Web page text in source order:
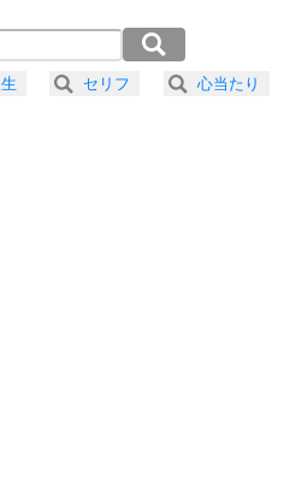
は、怒りを優しさで表現する。
セリフ 心当たり